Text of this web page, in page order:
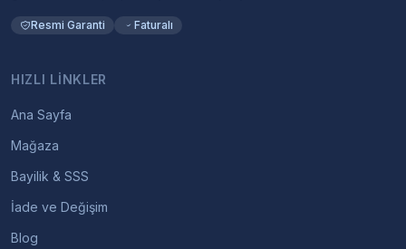
Resmi Garanti Faturalı
HIZLI LINKLER
Ana Sayfa
Mağaza
Bayilik & SSS
İade ve Değişim
Blog